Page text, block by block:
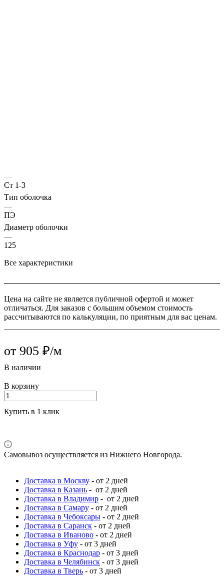
—
Ст 1-3
Тип оболочка
—
ПЭ
Диаметр оболочки
—
125
Все характеристики
Цена на сайте не является публичной офертой и может
отличаться. Для заказов с большим объемом стоимость
рассчитываются по калькуляции, по приятным для вас ценам.
от 905 ₽/м
В наличии
В корзину
Купить в 1 клик
Самовывоз осуществляется из Нижнего Новгорода.
Доставка в Москву - от 2 дней
Доставка в Казань - от 2 дней
Доставка в Владимир - от 2 дней
Доставка в Самару - от 2 дней
Доставка в Чебоксары - от 2 дней
Доставка в Саранск - от 2 дней
Доставка в Иваново - от 2 дней
Доставка в Уфу - от 3 дней
Доставка в Краснодар - от 3 дней
Доставка в Челябинск - от 3 дней
Доставка в Тверь - от 3 дней